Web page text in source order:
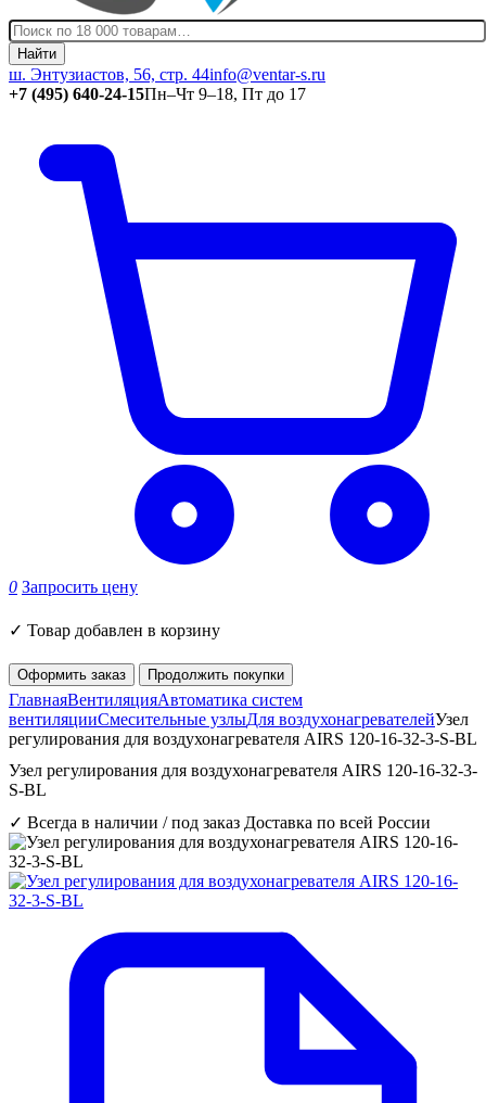
Найти
ш. Энтузиастов, 56, стр. 44info@ventar-s.ru
+7 (495) 640-24-15Пн–Чт 9–18, Пт до 17
0 Запросить цену
✓ Товар добавлен в корзину
Оформить заказ Продолжить покупки
ГлавнаяВентиляцияАвтоматика систем
вентиляцииСмесительные узлыДля воздухонагревателейУзел
регулирования для воздухонагревателя AIRS 120-16-32-3-S-BL
Узел регулирования для воздухонагревателя AIRS 120-16-32-3-
S-BL
✓ Всегда в наличии / под заказ Доставка по всей России